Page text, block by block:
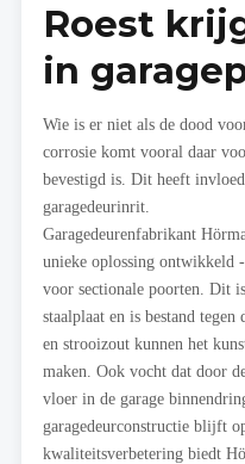
Roest
in
Wie is er niet als de dood
corrosie komt vooral daar
bevestigd is. Dit heeft
garagedeurinrit.
Garagedeurenfabrikant
unieke oplossing ontwikkeld
voor sectionale poorten. Dit
staalplaat en is bestand
en strooizout kunnen het
maken. Ook vocht dat door
vloer in de garage
garagedeurconstructie blijft
kwaliteitsverbetering biedt